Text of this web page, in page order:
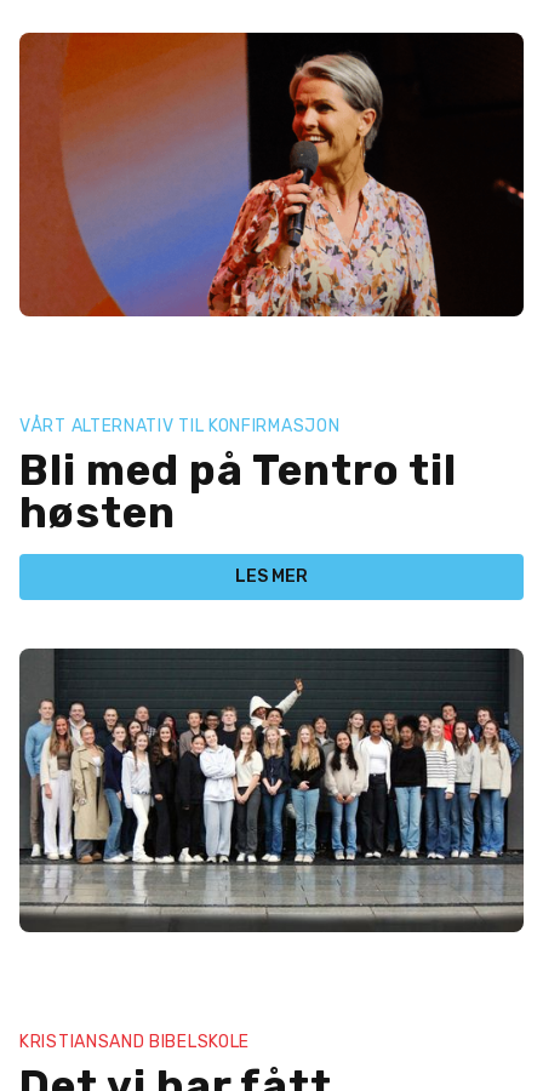
VÅRT ALTERNATIV TIL KONFIRMASJON
Bli med på Tentro til
høsten
LES MER
KRISTIANSAND BIBELSKOLE